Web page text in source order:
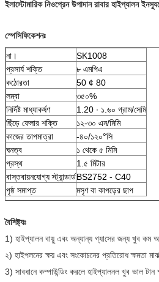
ইলাস্টোমারিক নিওপ্রেন উপাদান রাবার হাইপ্যালন
স্পেসিফিকেশনঃ
না।
SK1008
প্রসার্য শক্তি
৮ এমপিএ
কঠোরতা
50 ¢ 80
লম্বা
৩৫০%
নির্দিষ্ট মাধ্যাকর্ষণ
1.20 ∙ ১.৬০ গ্রাম/সেমি
ছিঁড়ে ফেলার শক্তি
১২-৩০ এন/মিমি
কাজের তাপমাত্রা
-৪০/১২০°সি
ঘনত্ব
১ থেকে ৫ মিমি
প্রস্থ
1.৫ মিটার
বাস্তবায়নযোগ্য স্ট্যান্ডার্ডBS2752 - C40
পৃষ্ঠ সমাপ্ত
মসৃণ বা কাপড়ের ছাপ
বৈশিষ্ট্যঃ
1) হাইপ্যালন বায়ু এবং অন্যান্য গ্যাসের জন্য খুব কম
২) হাইপলনের ক্ষয় এবং সংকোচনের প্রতিরোধ ক্ষমতা
3) সাবধানে কম্পাউন্ডিং করলে হাইপ্যালনল খুব ভাল